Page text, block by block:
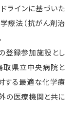
ラインに基づいた
療法（抗がん剤治
登録参加施設とし
取県立中央病院と
する最適な化学療
の医療機関と共に